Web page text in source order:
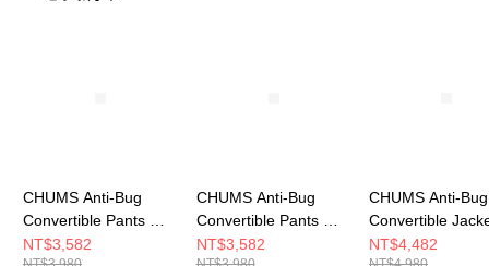
CHUMS Anti-Bug
Convertible Pants 男
兩穿式防蟲長褲 淺卡
NT$3,582
CHUMS Anti-Bug
Convertible Pants 男
兩穿式防蟲長褲
NT$3,582
CHUMS Anti-Bug
Convertible
兩穿式風格外套
NT$4,482